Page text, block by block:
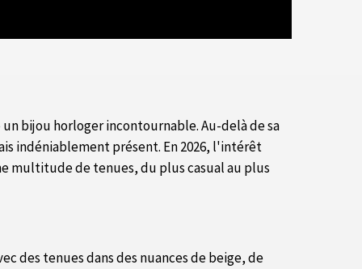
bijou horloger incontournable. Au-delà de sa
indéniablement présent. En 2026, l'intérêt
multitude de tenues, du plus casual au plus
des tenues dans des nuances de beige, de